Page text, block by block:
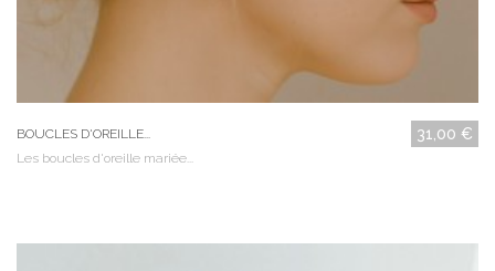
BOUCLES D'OREILLE... 31,00 €
Les boucles d'oreille mariée...